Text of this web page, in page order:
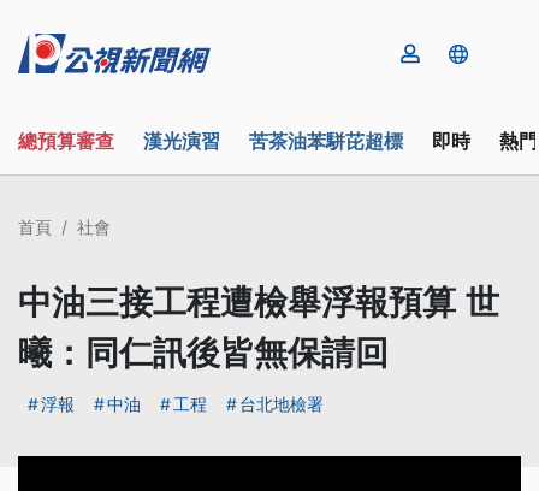
總預算審查 漢光演習 苦茶油苯駢芘超標 即時 熱
首頁 社會
中油三接工程遭檢舉浮報預算 世
曦：同仁訊後皆無保請回
浮報 中油 工程 台北地檢署